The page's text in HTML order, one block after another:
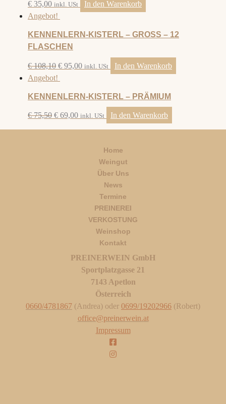
€ 35,00 inkl. USt
In den Warenkorb
Angebot!
KENNENLERN-KISTERL – GROSS – 12
FLASCHEN
€108,10 € 95,00 inkl. USt
In den Warenkorb
Angebot!
KENNENLERN-KISTERL – PRÄMIUM
€75,50 € 69,00 inkl. USt In den Warenkorb
Home
Weingut
Über Uns
News
Termine
PREINEREI
VERKOSTUNG
Weinshop
Kontakt
PREINERWEIN GmbH
Sportplatzgasse 21
7143 Apetlon
Österreich
0660/4781867 (Andrea) oder 0699/19202966 (Robert)
office@preinerwein.at
Impressum